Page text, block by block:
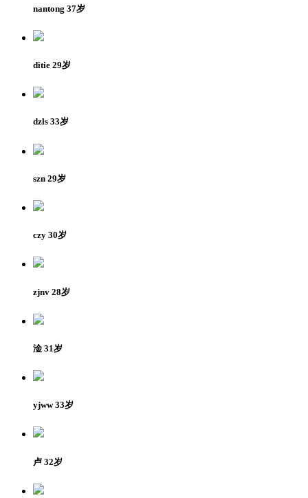
nantong 37岁
ditie 29岁
dzls 33岁
szn 29岁
czy 30岁
zjnv 28岁
淦 31岁
yjww 33岁
卢 32岁